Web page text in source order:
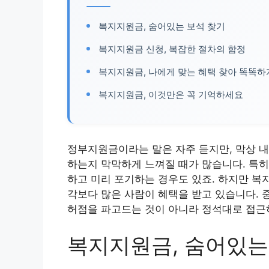
복지지원금, 숨어있는 보석 찾기
복지지원금 신청, 복잡한 절차의 함정
복지지원금, 나에게 맞는 혜택 찾아 똑똑
복지지원금, 이것만은 꼭 기억하세요
정부지원금이라는 말은 자주 듣지만, 막상
하는지 막막하게 느껴질 때가 많습니다. 특
하고 미리 포기하는 경우도 있죠. 하지만 복
각보다 많은 사람이 혜택을 받고 있습니다.
허점을 파고드는 것이 아니라 정석대로 접
복지지원금, 숨어있